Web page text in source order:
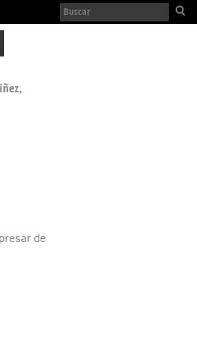
de